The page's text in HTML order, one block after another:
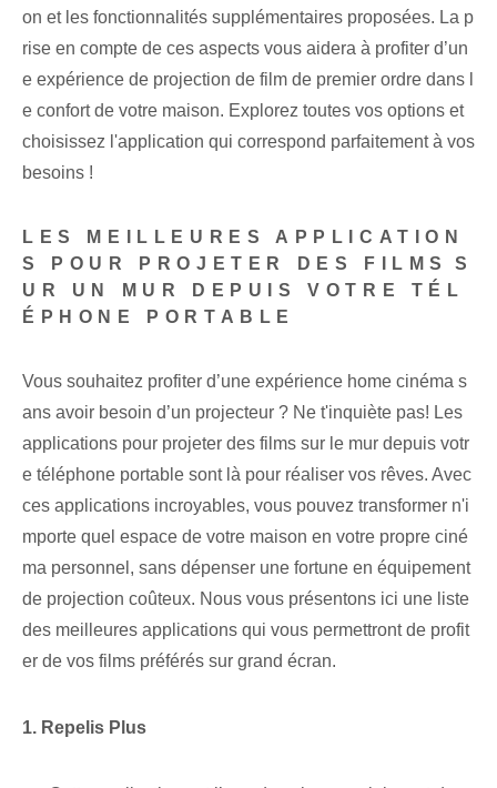
on et les fonctionnalités supplémentaires proposées. La p
rise en compte de ces aspects vous aidera à profiter d’un
e expérience de projection de film de premier ordre dans l
e confort de votre maison. Explorez toutes vos options et
choisissez l'application qui correspond parfaitement à vos
besoins !
LES MEILLEURES APPLICATION
S POUR PROJETER DES FILMS⁤S
UR UN MUR‍ DEPUIS VOTRE TÉL
ÉPHONE PORTABLE
Vous souhaitez profiter d’une expérience home cinéma s
ans avoir besoin d’un projecteur ? Ne t'inquiète pas! Les
applications pour projeter des films sur le mur depuis votr
e téléphone portable sont là pour réaliser vos rêves. ⁢Avec
ces applications incroyables, vous pouvez transformer n'i
mporte quel espace de votre maison en votre propre ciné
ma personnel, sans dépenser une fortune en équipement
de projection coûteux. Nous vous présentons ici une liste
des meilleures applications qui vous permettront de profit
er de vos films préférés sur grand écran.
1. Repelis Plus